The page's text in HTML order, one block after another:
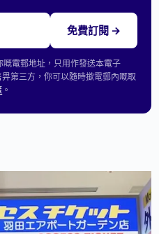
免費訂閱 →
電郵地址，只用作發送本電子
第三方，你可以隨時撳電郵內嘅取
。